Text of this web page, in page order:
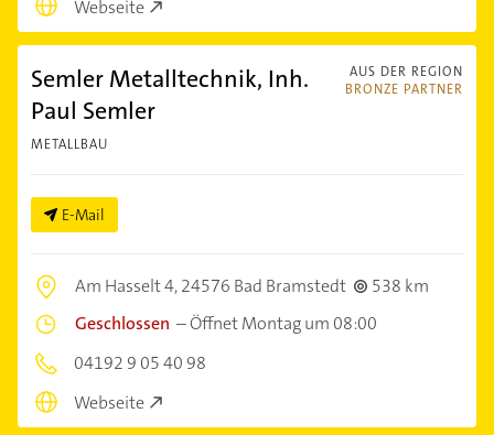
Webseite
AUS DER REGION
BRONZE PARTNER
Semler Metalltechnik, Inh.
Paul Semler
METALLBAU
E-Mail
Am Hasselt 4,24576 Bad Bramstedt
538 km
Geschlossen –Öffnet Montag um 08:00
04192 9 05 40 98
Webseite